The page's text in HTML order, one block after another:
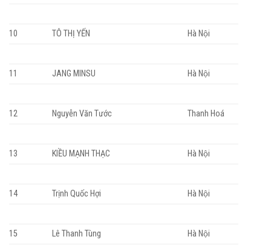
10 TÔ THỊ YẾN Hà Nội
11 JANG MINSU Hà Nội
12 Nguyễn Văn Tước Thanh Hoá
13 KIỀU MẠNH THẠC Hà Nội
14 Trịnh Quốc Hợi Hà Nội
15 Lê Thanh Tùng Hà Nội